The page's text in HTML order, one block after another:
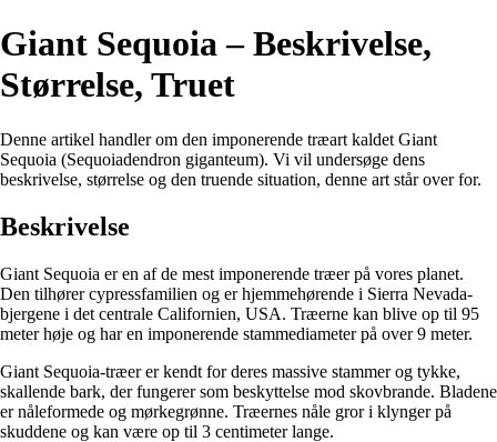
Giant Sequoia – Beskrivelse,
Størrelse, Truet
Denne artikel handler om den imponerende træart kaldet Giant
Sequoia (Sequoiadendron giganteum). Vi vil undersøge dens
beskrivelse, størrelse og den truende situation, denne art står over for.
Beskrivelse
Giant Sequoia er en af de mest imponerende træer på vores planet.
Den tilhører cypressfamilien og er hjemmehørende i Sierra Nevada-
bjergene i det centrale Californien, USA. Træerne kan blive op til 95
meter høje og har en imponerende stammediameter på over 9 meter.
Giant Sequoia-træer er kendt for deres massive stammer og tykke,
skallende bark, der fungerer som beskyttelse mod skovbrande. Bladene
er nåleformede og mørkegrønne. Træernes nåle gror i klynger på
skuddene og kan være op til 3 centimeter lange.